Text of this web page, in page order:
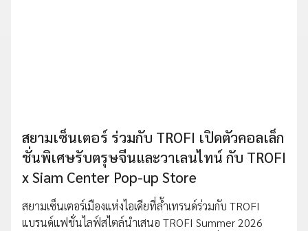
สยามเซ็นเตอร์ ร่วมกับ TROFI เปิดตัวคอลเล็ก
ชั่นพิเศษรับตรุษจีนและวาเลนไทน์ กับ TROFI
x Siam Center Pop-up Store
สยามเซ็นเตอร์เมืองแห่งไอเดียที่ล้ำเทรนด์ร่วมกับ TROFI
แบรนด์แฟชั่นไลฟ์สไตล์นำเสนอ TROFI Summer 2026